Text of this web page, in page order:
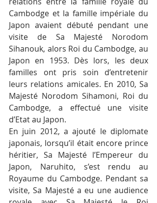
Cambodge et la famille impériale du
Japon avaient débuté pendant une
visite de Sa Majesté Norodom
Sihanouk, alors Roi du Cambodge, au
Japon en 1953. Dès lors, les deux
familles ont pris soin d’entretenir
leurs relations amicales. En 2010, Sa
Majesté Norodom Sihamoni, Roi du
Cambodge, a effectué une visite
d’Etat au Japon.
En juin 2012, a ajouté le diplomate
japonais, lorsqu’il était encore prince
héritier, Sa Majesté l’Empereur du
Japon, Naruhito, s’est rendu au
Royaume du Cambodge. Pendant sa
visite, Sa Majesté a eu une audience